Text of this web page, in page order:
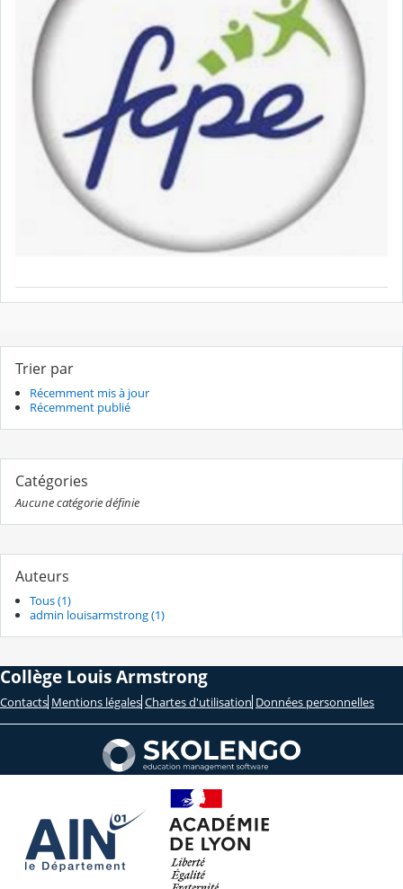
Trier par
Récemment mis à jour
Récemment publié
Catégories
Aucune catégorie définie
Auteurs
Tous (1)
admin louisarmstrong (1)
Collège Louis Armstrong
Contacts Mentions légales Chartes d'utilisation Données personnelles